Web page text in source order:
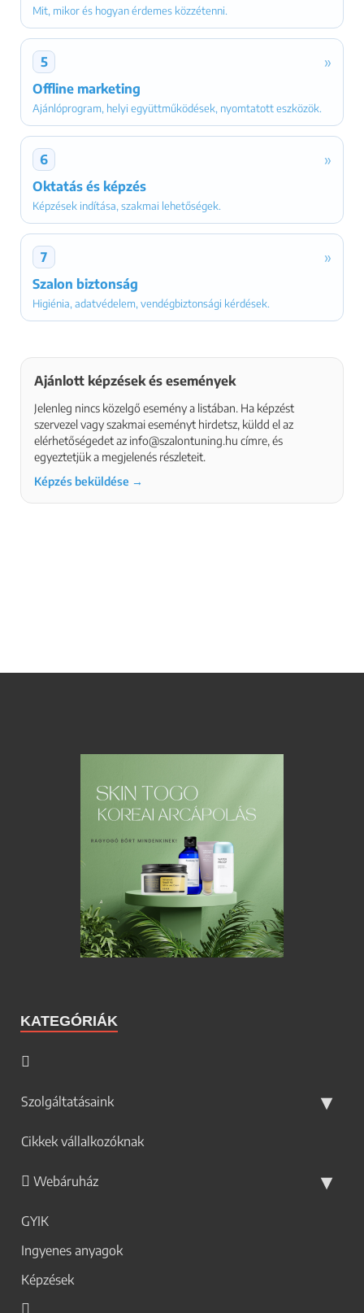
Mit, mikor és hogyan érdemes közzétenni.
5 »
Offline marketing
Ajánlóprogram, helyi együttműködések, nyomtatott eszközök.
6 »
Oktatás és képzés
Képzések indítása, szakmai lehetőségek.
7 »
Szalon biztonság
Higiénia, adatvédelem, vendégbiztonsági kérdések.
Ajánlott képzések és események
Jelenleg nincs közelgő esemény a listában. Ha képzést
szervezel vagy szakmai eseményt hirdetsz, küldd el az
elérhetőségedet az info@szalontuning.hu címre, és
egyeztetjük a megjelenés részleteit.
Képzés beküldése →
KATEGÓRIÁK
Szolgáltatásaink
Cikkek vállalkozóknak
Webáruház
GYIK
Ingyenes anyagok
Képzések